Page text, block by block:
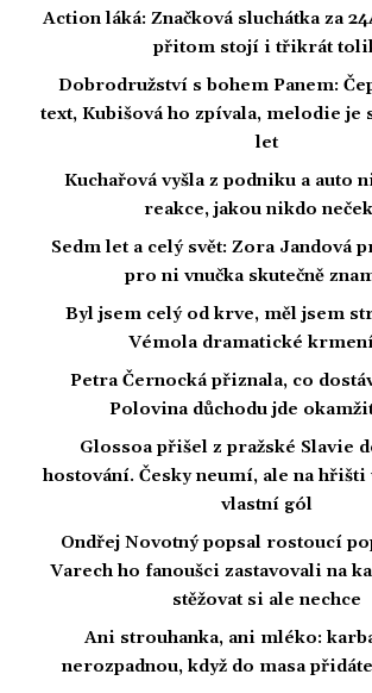
Action láká: Značková sluchátka za
přitom stojí i třikrát
Dobrodružství s bohem Panem:
text, Kubišová ho zpívala, melodie je
let
Kuchařová vyšla z podniku a auto
reakce, jakou nikdo
Sedm let a celý svět: Zora Jandová
pro ni vnučka skutečně
Byl jsem celý od krve, měl jsem
Vémola dramatické
Petra Černocká přiznala, co
Polovina důchodu jde
Glossoa přišel z pražské Slavie
hostování. Česky neumí, ale na hřišti
vlastní gól
Ondřej Novotný popsal rostoucí
Varech ho fanoušci zastavovali na
stěžovat si ale nechce
Ani strouhanka, ani mléko:
nerozpadnou, když do masa